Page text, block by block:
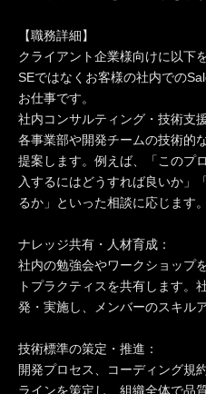
【職務詳細】
クライアント企業様向けに以下
SEではなくお客様の社内での
お仕事です。
社内コンサルティング・技術支援
各事業部や開発チームの技術的
提案します。例えば、「このプ
入するにはどうすれば良いか」
るか」といった相談に応じます。
ナレッジ共有・人材育成：
社内の勉強会やワークショップ
トプラクティスを共有します。
発・実施し、メンバーのスキル
技術標準の策定・推進：
開発プロセス、コーディング規
ラインを策定し、組織全体で品